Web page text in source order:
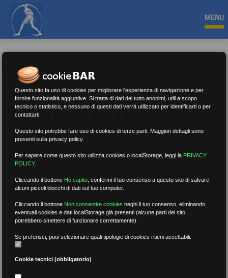
MENU
Servizi per gli iscritti
Nessun risultato.Rimuovi filtri
per data
Questo sito fa uso di cookies per migliorare l'esperienza di navigazione e per
fornire funzionalità aggiuntive. Si tratta di dati del tutto anonimi, utili a scopo
tecnico o statistico, e nessuno di questi dati verrà utilizzato per identificarti o per
contattarti.
Questo sito potrebbe fare uso di cookies di terze parti. Maggiori dettagli sono
presenti sulla privacy policy.
Per sapere come questo sito utilizza cookies o localStorage, leggi la PRIVACY
POLICY.
Cliccando il bottone Ho capito ,confermi il tuo consenso a questo sito di salvare
alcuni piccoli blocchi di dati sul tuo computer.
Cliccando il bottone Non consentire cookies neghi il tuo consenso, eliminando
eventuali cookies e dati localStorage già presenti (alcune parti del sito
potrebbero smettere di funzionare correttamente).
Se preferisci, puoi selezionare quali tipologie di cookies ritieni accettabili:
Cookie tecnici (obbligatorio)